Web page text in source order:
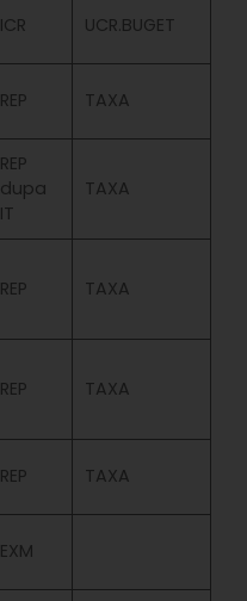
ICR UCR.BUGET
REP TAXA
REP
dupa
IT
TAXA
REP TAXA
REP TAXA
REP TAXA
EXM